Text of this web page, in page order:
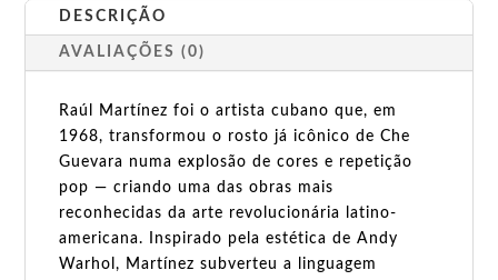
DESCRIÇÃO
AVALIAÇÕES (0)
Raúl Martínez foi o artista cubano que, em
1968, transformou o rosto já icônico de Che
Guevara numa explosão de cores e repetição
pop — criando uma das obras mais
reconhecidas da arte revolucionária latino-
americana. Inspirado pela estética de Andy
Warhol, Martínez subverteu a linguagem